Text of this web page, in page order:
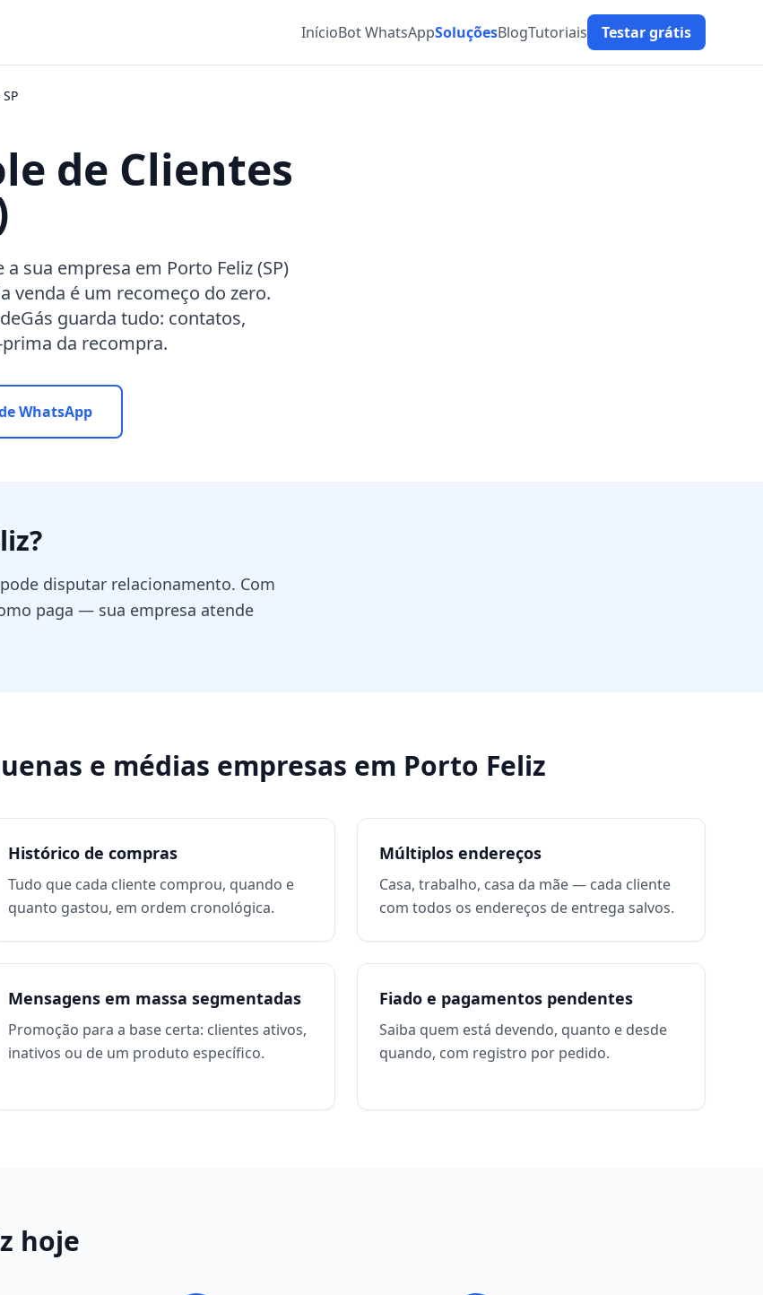
InícioBot WhatsAppSoluçõesBlogTutoriais Testar grátis
SP
de Clientes
sua empresa em Porto Feliz (SP)
venda é um recomeço do zero.
guarda tudo: contatos,
da recompra.
WhatsApp
?
disputar relacionamento. Com
paga — sua empresa atende
e médias empresas em Porto Feliz
Histórico de compras
Tudo que cada cliente comprou, quando e
quanto gastou, em ordem cronológica.
Múltiplos endereços
Casa, trabalho, casa da mãe — cada cliente
com todos os endereços de entrega salvos.
Mensagens em massa segmentadas
Promoção para a base certa: clientes ativos,
inativos ou de um produto específico.
Fiado e pagamentos pendentes
Saiba quem está devendo, quanto e desde
quando, com registro por pedido.
hoje